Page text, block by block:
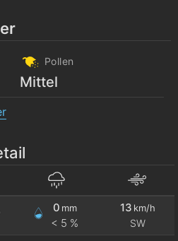
Pollen
Mittel
0 mm
< 5 %
13 km/h
SW